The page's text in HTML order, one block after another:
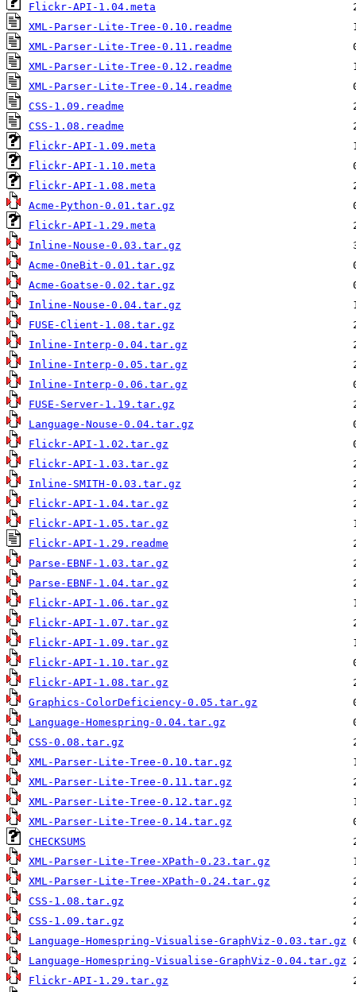
Flickr-API-1.04.meta
XML-Parser-Lite-Tree-0.10.readme
XML-Parser-Lite-Tree-0.11.readme
XML-Parser-Lite-Tree-0.12.readme
XML-Parser-Lite-Tree-0.14.readme
CSS-1.09.readme
CSS-1.08.readme
Flickr-API-1.09.meta
Flickr-API-1.10.meta
Flickr-API-1.08.meta
Acme-Python-0.01.tar.gz
Flickr-API-1.29.meta
Inline-Nouse-0.03.tar.gz
Acme-OneBit-0.01.tar.gz
Acme-Goatse-0.02.tar.gz
Inline-Nouse-0.04.tar.gz
FUSE-Client-1.08.tar.gz
Inline-Interp-0.04.tar.gz
Inline-Interp-0.05.tar.gz
Inline-Interp-0.06.tar.gz
FUSE-Server-1.19.tar.gz
Language-Nouse-0.04.tar.gz
Flickr-API-1.02.tar.gz
Flickr-API-1.03.tar.gz
Inline-SMITH-0.03.tar.gz
Flickr-API-1.04.tar.gz
Flickr-API-1.05.tar.gz
Flickr-API-1.29.readme
Parse-EBNF-1.03.tar.gz
Parse-EBNF-1.04.tar.gz
Flickr-API-1.06.tar.gz
Flickr-API-1.07.tar.gz
Flickr-API-1.09.tar.gz
Flickr-API-1.10.tar.gz
Flickr-API-1.08.tar.gz
Graphics-ColorDeficiency-0.05.tar.gz
Language-Homespring-0.04.tar.gz
CSS-0.08.tar.gz
XML-Parser-Lite-Tree-0.10.tar.gz
XML-Parser-Lite-Tree-0.11.tar.gz
XML-Parser-Lite-Tree-0.12.tar.gz
XML-Parser-Lite-Tree-0.14.tar.gz
CHECKSUMS
XML-Parser-Lite-Tree-XPath-0.23.tar.gz
XML-Parser-Lite-Tree-XPath-0.24.tar.gz
CSS-1.08.tar.gz
CSS-1.09.tar.gz
Language-Homespring-Visualise-GraphViz-0.03.tar.gz
Language-Homespring-Visualise-GraphViz-0.04.tar.gz
Flickr-API-1.29.tar.gz